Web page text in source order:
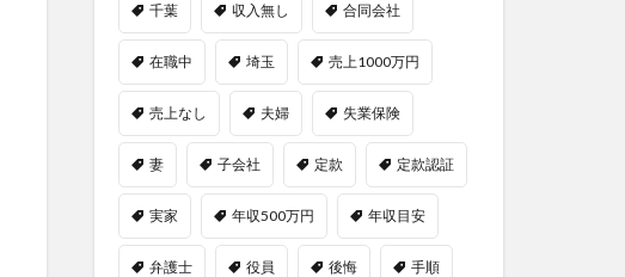
千葉 収入無し 合同会社
在職中 埼玉 売上1000万円
売上なし 夫婦 失業保険
妻 子会社 定款 定款認証
実家 年収500万円 年収目安
弁護士 役員 後悔 手順